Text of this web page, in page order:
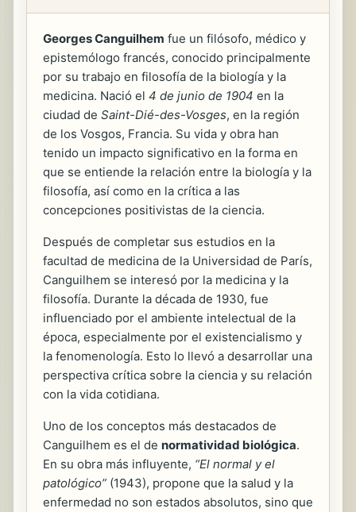
Georges Canguilhem fue un filósofo, médico y
epistemólogo francés, conocido principalmente
por su trabajo en filosofía de la biología y la
medicina. Nació el 4 de junio de 1904 en la
ciudad de Saint-Dié-des-Vosges, en la región
de los Vosgos, Francia. Su vida y obra han
tenido un impacto significativo en la forma en
que se entiende la relación entre la biología y la
filosofía, así como en la crítica a las
concepciones positivistas de la ciencia.
Después de completar sus estudios en la
facultad de medicina de la Universidad de París,
Canguilhem se interesó por la medicina y la
filosofía. Durante la década de 1930, fue
influenciado por el ambiente intelectual de la
época, especialmente por el existencialismo y
la fenomenología. Esto lo llevó a desarrollar una
perspectiva crítica sobre la ciencia y su relación
con la vida cotidiana.
Uno de los conceptos más destacados de
Canguilhem es el de normatividad biológica.
En su obra más influyente, “El normal y el
patológico” (1943), propone que la salud y la
enfermedad no son estados absolutos, sino que